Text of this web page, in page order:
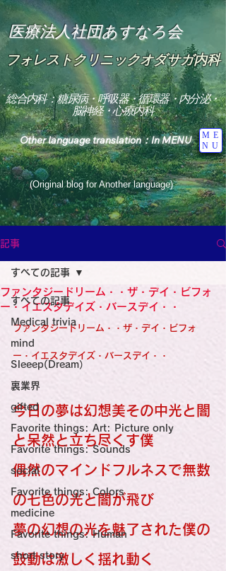
医療法人社団あすなろ会
フォレストクリニックオダサガ内科
Other language translation：In MENU
ME
NU
総合内科：糖尿病・呼吸器・循環器・内分泌・
脳神経・心療内科
(Original blog for Another language)
Heavens: Beyond the Universe: The World
the God of Light Resides"
尿病
経内科専門医
尿病
Wide Blog
性診療
Religion
記事
すべての記事
Medical trivia
mind
Sleeep(Dream）
裏業界
gifted
Favorite things: Art: Picture only
Favorite things: Sounds
social
Favorite things: Colors
medicine
Favorite things: Human
short story
すべての記事
ファンタジードリーム・・ザ・デイ・ビフォ
ー・イエスタデイズ・バースデイ・・
ファンタジードリーム・・ザ・デイ・ビフォ
ー・イエスタデイズ・バースデイ・・
今日の夢は幻想美その中光と闇
と呆然と立ち尽くす僕
偶然のマインドフルネスで無数
の七色の光と闇が飛び
夢の幻想の光を魅了された僕の
鼓動は激しく揺れ動く